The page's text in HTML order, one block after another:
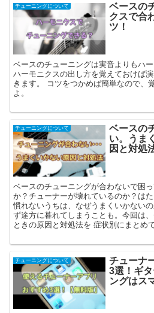
チューニングについて
ベースの
クスで合
ツ！
ベースのチューニングは実音よりもハ
ハーモニクスの出し方を覚えておけば
きます。 コツをつかめば簡単なので、
よ。
チューニングについて
ベースの
い。うま
因と対処
ベースのチューニングが合わないで困
か？チューナーが壊れているのか？は
慣れないうちは、なぜうまくいかない
ず途方に暮れてしまうことも。今回は
ときの原因と対処法を 症状別にまとめ
チューニングについて
チューナ
3選！ギ
ングはス